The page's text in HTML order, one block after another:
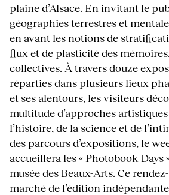
plaine d’Alsace. En invitant le
géographies terrestres et
en avant les notions de
flux et de plasticité des
collectives. À travers douze
réparties dans plusieurs lieux
et ses alentours, les visiteurs
multitude d’approches
l’histoire, de la science et de
des parcours d’expositions, le
accueillera les « Photobook Days
musée des Beaux-Arts. Ce
marché de l’édition